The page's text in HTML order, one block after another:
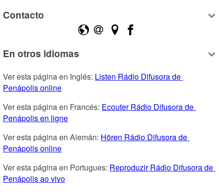
Contacto
En otros idiomas
Ver esta página en Inglés: Listen Rádio Difusora de
Penápolis online
Ver esta página en Francés: Ecouter Rádio Difusora de
Penápolis en ligne
Ver esta página en Alemán: Hören Rádio Difusora de
Penápolis online
Ver esta página en Portugues: Reproduzir Rádio Difusora de
Penápolis ao vivo